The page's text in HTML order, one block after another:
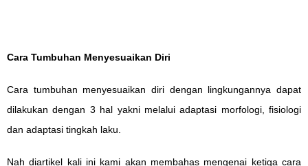
Cara Tumbuhan Menyesuaikan Diri
Cara tumbuhan menyesuaikan diri dengan lingkungannya dapat
dilakukan dengan 3 hal yakni melalui adaptasi morfologi, fisiologi
dan adaptasi tingkah laku.
Nah diartikel kali ini kami akan membahas mengenai ketiga cara